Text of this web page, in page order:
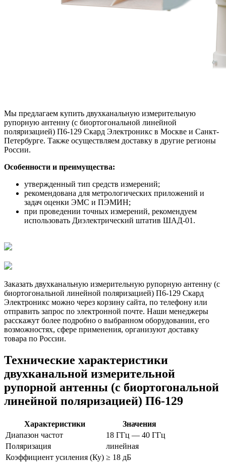
Мы предлагаем купить двухканальную измерительную
рупорную антенну (с биортогональной линейной
поляризацией) П6-129 Скард Электроникс в Москве и Санкт-
Петербурге. Также осуществляем доставку в другие регионы
России.
Особенности и преимущества:
утвержденный тип средств измерений;
рекомендована для метрологических приложений и
задач оценки ЭМС и ПЭМИН;
при проведении точных измерений, рекомендуем
использовать Диэлектрический штатив ШАД-01.
Заказать двухканальную измерительную рупорную антенну (с
биортогональной линейной поляризацией) П6-129 Скард
Электроникс можно через корзину сайта, по телефону или
отправить запрос по электронной почте. Наши менеджеры
расскажут более подробно о выбранном оборудовании, его
возможностях, сфере применения, организуют доставку
товара по России.
Технические характеристики
двухканальной измерительной
рупорной антенны (с биортогональной
линейной поляризацией) П6-129
Характеристики
Значения
Диапазон частот
18 ГГц — 40 ГГц
Поляризация
линейная
Коэффициент усиления (Ку) ≥ 18 дБ